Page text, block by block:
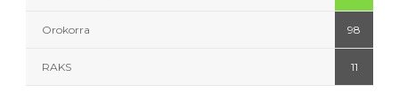
Orokorra 98
RAKS 11